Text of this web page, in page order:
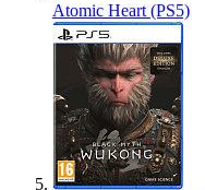
Atomic Heart (PS5)